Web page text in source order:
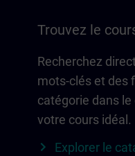
Trouvez le
Recherchez
mots-clés et des
catégorie dans
votre cours idéal.
Explorer le